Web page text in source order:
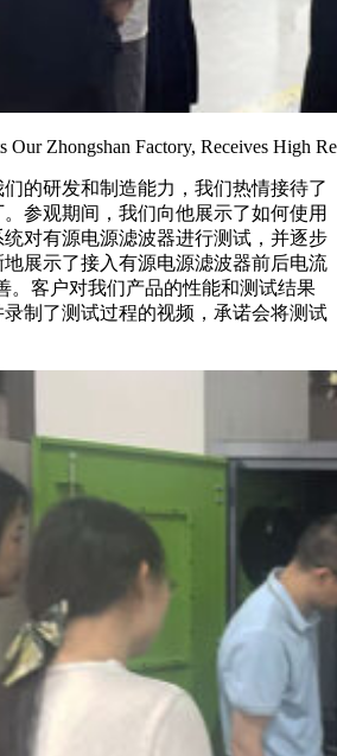
Our Zhongshan Factory, Receives High
的研发和制造能力，我们热情接待了
参观期间，我们向他展示了如何使用
对有源电源滤波器进行测试，并逐步
展示了接入有源电源滤波器前后电流
。客户对我们产品的性能和测试结果
制了测试过程的视频，承诺会将测试